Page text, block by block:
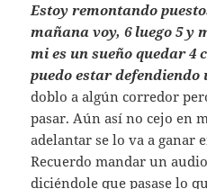
Estoy remontando
mañana voy, 6 luego 5 y
mi es un sueño quedar 4
puedo estar defendiendo
doblo a algún corredor
pasar. Aún así no cejo en
adelantar se lo va a ganar
Recuerdo mandar un
diciéndole que pasase lo